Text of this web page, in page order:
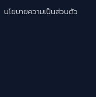
นโยบายความเป็นส่วนตัว